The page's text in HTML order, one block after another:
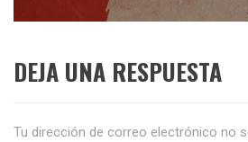
DEJA UNA RESPUESTA
Tu dirección de correo electrónico no